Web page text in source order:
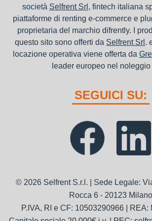
società Selfrent Srl , fintech italiana
piattaforme di renting e-commerce e
proprietaria del marchio difrently. I
questo sito sono offerti da Selfrent Srl .
locazione operativa viene offerta da
leader europeo nel noleggio
SEGUICI SU:
© 2026 Selfrent S.r.l. | Sede Legale:
Rocca 6 - 20123 Milano
P.IVA, RI e CF: 10503290966 | REA: